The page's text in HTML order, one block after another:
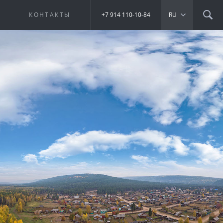
КОНТАКТЫ RU
+7 914 110-10-84